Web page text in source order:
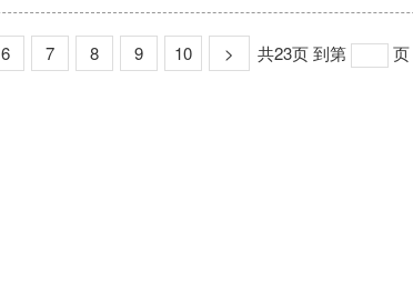
6 7 8 9 10 > 共23页到第 页